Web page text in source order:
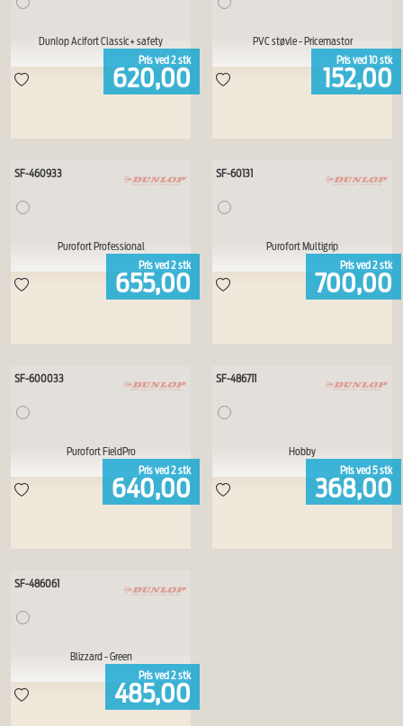
Dunlop Acifort Classic+ safety
Pris ved 2stk
620,00
PVC støvle - Pricemastor
Pris ved 10stk
152,00
SF-460933
Purofort Professional
Pris ved 2stk
655,00
SF-60131
Purofort Multigrip
Pris ved 2stk
700,00
SF-600033
Purofort FieldPro
Pris ved 2stk
640,00
SF-486711
Hobby
Pris ved 5stk
368,00
SF-486061
Blizzard - Green
Pris ved 2stk
485,00